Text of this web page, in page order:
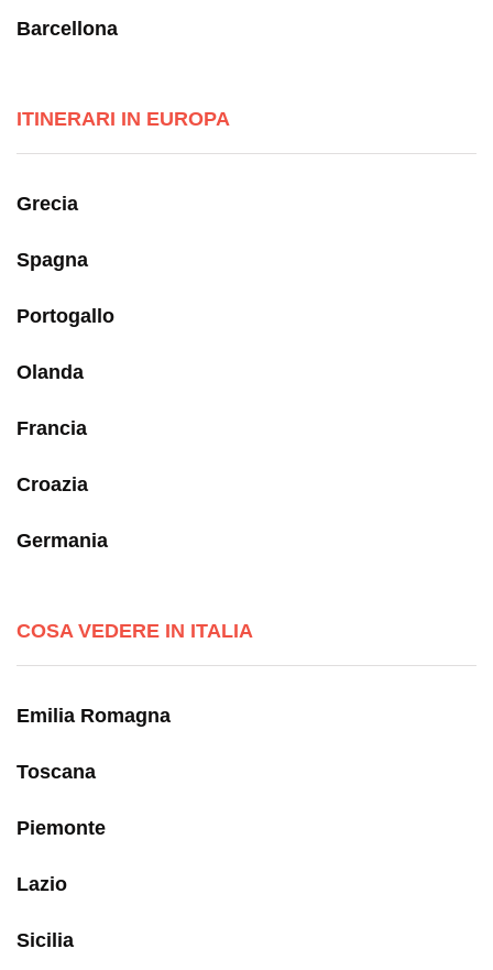
Barcellona
ITINERARI IN EUROPA
Grecia
Spagna
Portogallo
Olanda
Francia
Croazia
Germania
COSA VEDERE IN ITALIA
Emilia Romagna
Toscana
Piemonte
Lazio
Sicilia